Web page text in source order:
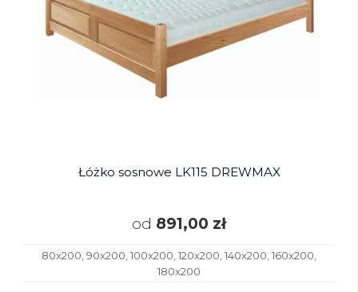
Łóżko sosnowe LK115 DREWMAX
od 891,00 zł
80x200, 90x200, 100x200, 120x200, 140x200, 160x200,
180x200